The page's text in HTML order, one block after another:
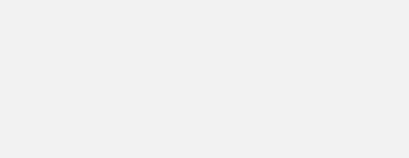
personlighet